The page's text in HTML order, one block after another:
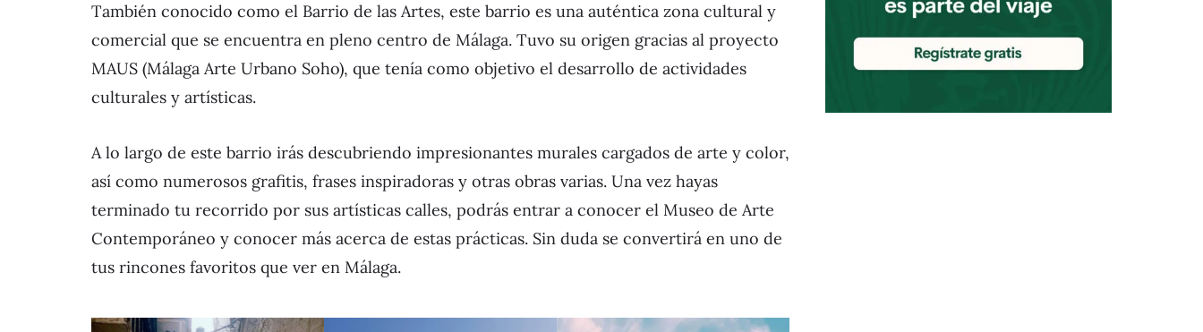
También conocido como el Barrio de las Artes, este barrio es una auténtica zona cultural y
comercial que se encuentra en pleno centro de Málaga. Tuvo su origen gracias al proyecto
MAUS (Málaga Arte Urbano Soho), que tenía como objetivo el desarrollo de actividades
culturales y artísticas.
A lo largo de este barrio irás descubriendo impresionantes murales cargados de arte y color,
así como numerosos grafitis, frases inspiradoras y otras obras varias. Una vez hayas
terminado tu recorrido por sus artísticas calles, podrás entrar a conocer el Museo de Arte
Contemporáneo y conocer más acerca de estas prácticas. Sin duda se convertirá en uno de
tus rincones favoritos que ver en Málaga.